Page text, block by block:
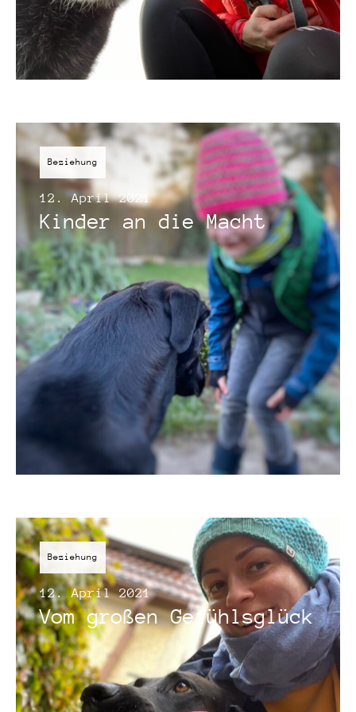
Beziehung
12. April 2021
Kinder an die Macht
Beziehung
12. April 2021
Vom großen Gefühlsglück